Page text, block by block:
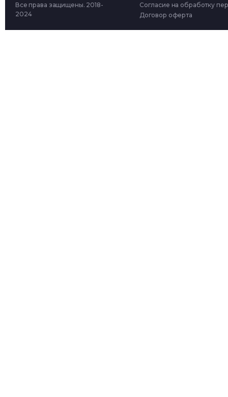
Все права защищены. 2018-
2024
Согласие на обработку
Договор оферта